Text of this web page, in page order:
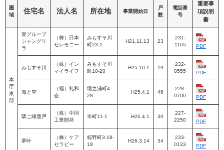
圏
域
住宅名 法人名 所在地 事業開始日
戸
数
電話番
号
重要事
項説明
書
本
庁
東
部
愛グループ
シャングリ
ラ
（株）日本
セレモニー
みもすそ川
町23-1
H21.11.13 23
231-
1165
PDF
みもすそ川
（株）イン
マイライフ
みもすそ川
町10-20
H25.10.1 19
232-
0555
PDF
海と空
（福）礼和
会
壇之浦町4-
28
H25.4.1 46
228-
0700
PDF
隣ご縁唐戸
（株）中国
工業開発
幸町11-1 H26.4.1 30
227-
2250
PDF
夢叶
（株）ケア
セラピー
椋野町3-18-
18
H26.3.14 34
233-
0133
PDF